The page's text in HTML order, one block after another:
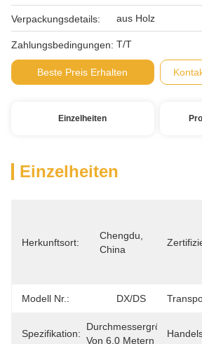
Verpackungsdetails: aus Holz
Zahlungsbedingungen: T/T
Beste Preis Erhalten
Einzelheiten
Einzelheiten
Herkunftsort:
Chengdu,
China
Modell Nr.: DX/DS
Spezifikation:
Durchmessergröße
Von 6,0 Metern